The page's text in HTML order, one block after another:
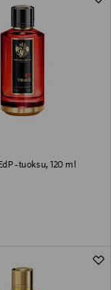
-tuoksu, 120 ml